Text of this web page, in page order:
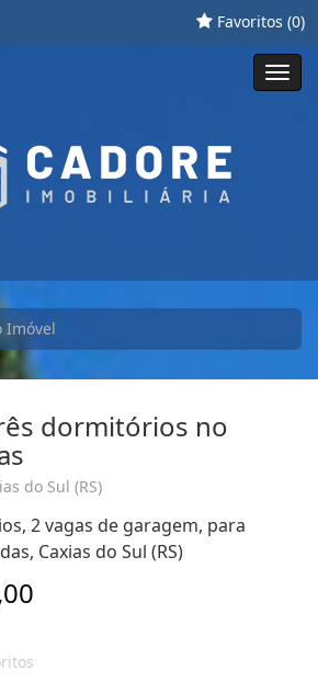
Favoritos (0)
Imóvel
dormitórios no
do Sul (RS)
2 vagas de garagem, para
Caxias do Sul (RS)